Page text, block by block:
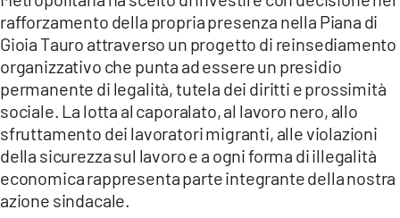
rafforzamento della propria presenza nella Piana di
Gioia Tauro attraverso un progetto di reinsediamento
organizzativo che punta ad essere un presidio
permanente di legalità, tutela dei diritti e prossimità
sociale. La lotta al caporalato, al lavoro nero, allo
sfruttamento dei lavoratori migranti, alle violazioni
della sicurezza sul lavoro e a ogni forma di illegalità
economica rappresenta parte integrante della nostra
azione sindacale.